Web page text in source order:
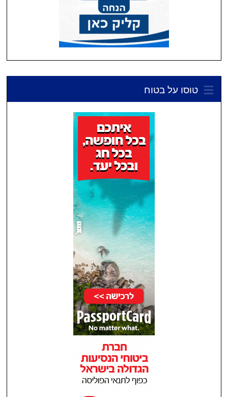
טוסו על בטוח